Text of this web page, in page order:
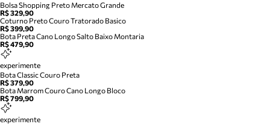
Bolsa Shopping Preto Mercato Grande
R$ 329,90
Coturno Preto Couro Tratorado Basico
R$ 399,90
Bota Preta Cano Longo Salto Baixo Montaria
R$ 479,90
experimente
Bota Classic Couro Preta
R$ 379,90
Bota Marrom Couro Cano Longo Bloco
R$ 799,90
experimente